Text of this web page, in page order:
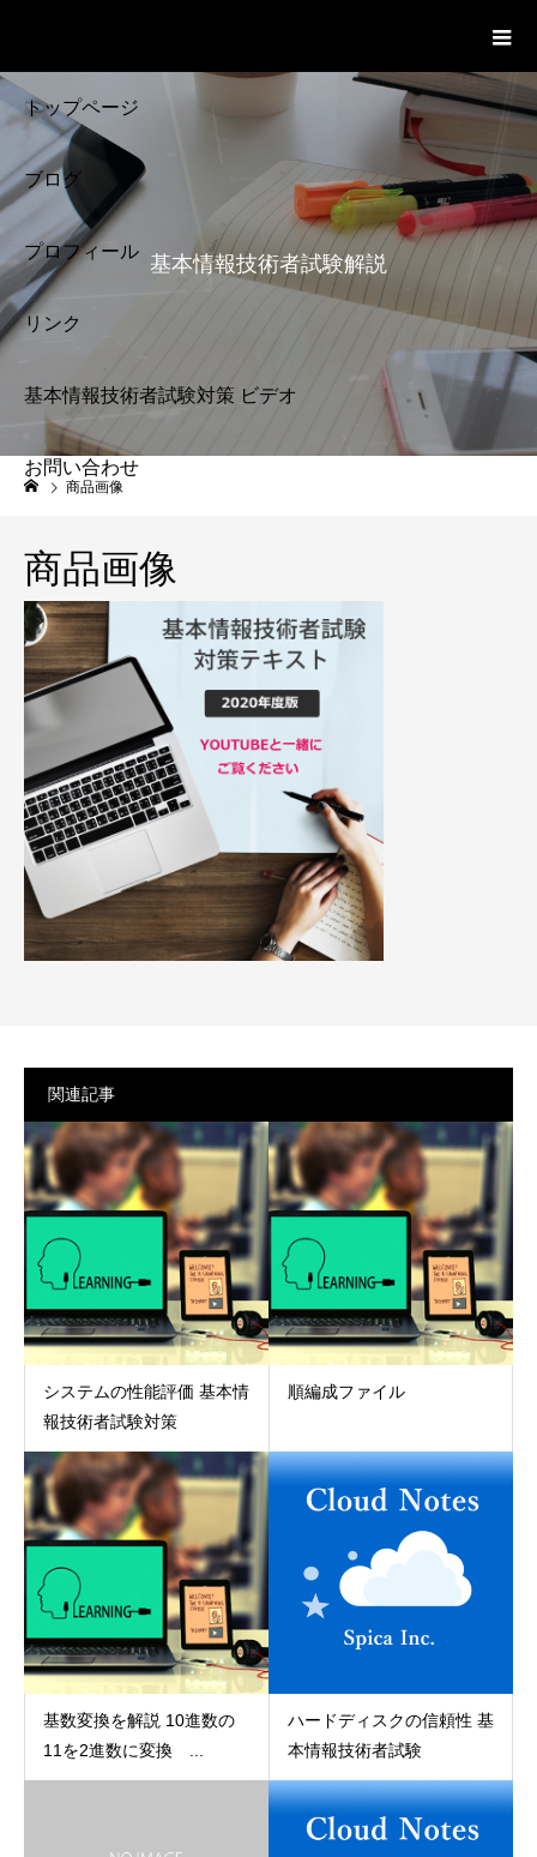
トップページ
ブログ
プロフィール
リンク
基本情報技術者試験対策 ビデオ
お問い合わせ
基本情報技術者試験解説
商品画像
商品画像
関連記事
システムの性能評価 基本情
報技術者試験対策
順編成ファイル
基数変換を解説 10進数の
11を2進数に変換 ...
ハードディスクの信頼性 基
本情報技術者試験